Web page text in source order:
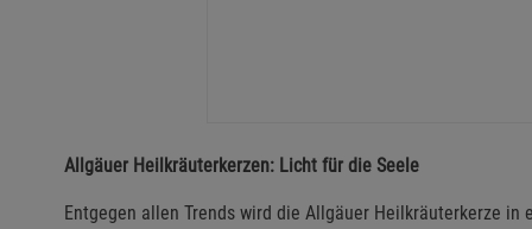
Allgäuer Heilkräuterkerzen: Licht für die Seele
Entgegen allen Trends wird die Allgäuer Heilkräuterkerze